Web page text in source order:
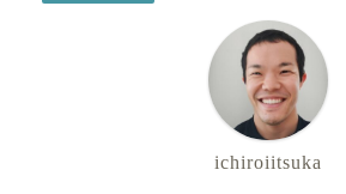
ichiroiitsuka